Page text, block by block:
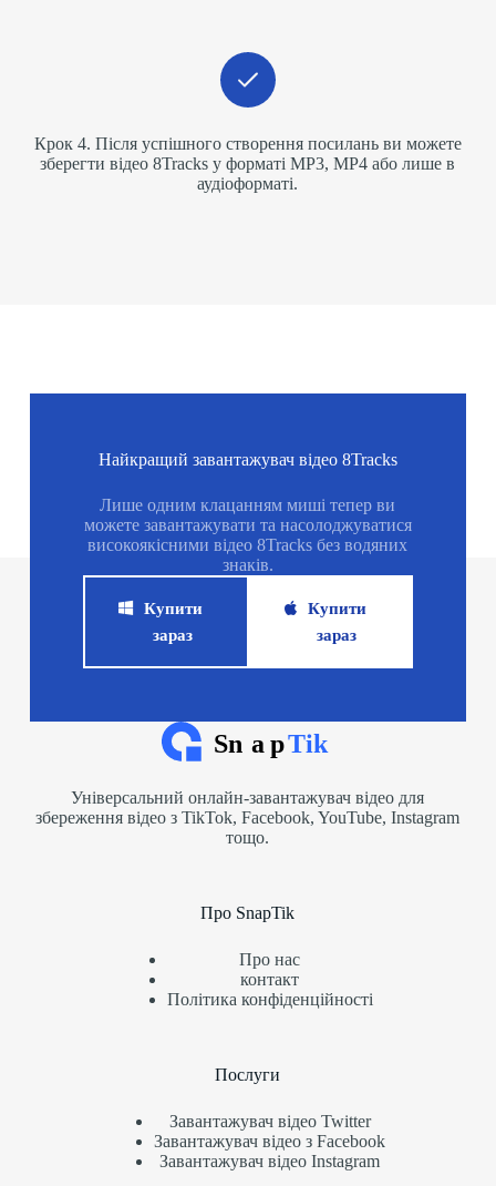
Крок 4. Після успішного створення посилань ви можете
зберегти відео 8Tracks у форматі MP3, MP4 або лише в
аудіоформаті.
Найкращий завантажувач відео 8Tracks
Лише одним клацанням миші тепер ви
можете завантажувати та насолоджуватися
високоякісними відео 8Tracks без водяних
знаків.
Купити
зараз
Купити
зараз
Універсальний онлайн-завантажувач відео для
збереження відео з TikTok, Facebook, YouTube, Instagram
тощо.
Про SnapTik
Про нас
контакт
Політика конфіденційності
Послуги
Завантажувач відео Twitter
Завантажувач відео з Facebook
Завантажувач відео Instagram